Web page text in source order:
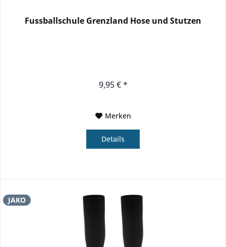
Fussballschule Grenzland Hose und Stutzen
9,95 € *
Merken
Details
JAKO